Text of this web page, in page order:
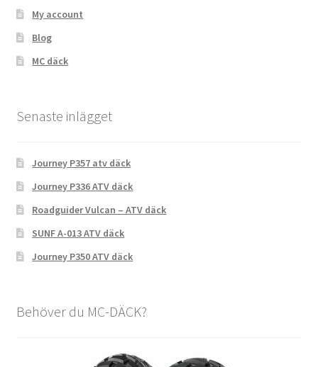
My account
Blog
MC däck
Senaste inlägget
Journey P357 atv däck
Journey P336 ATV däck
Roadguider Vulcan – ATV däck
SUNF A-013 ATV däck
Journey P350 ATV däck
Behöver du MC-DÄCK?